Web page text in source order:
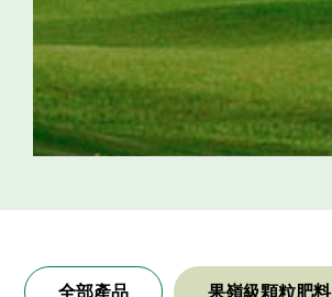
全部產品 果嶺級顆粒肥料